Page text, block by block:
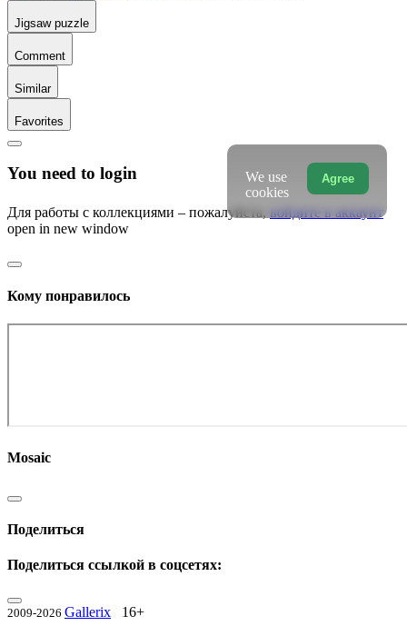
Jigsaw puzzle
Comment
Similar
Favorites
You need to login
Для работы с коллекциями – пожалуйста, войдите в аккаунт
open in new window
Кому понравилось
Mosaic
Поделиться
Поделиться ссылкой в соцсетях:
2009-2026 Gallerix 16+
Agree
We use
cookies